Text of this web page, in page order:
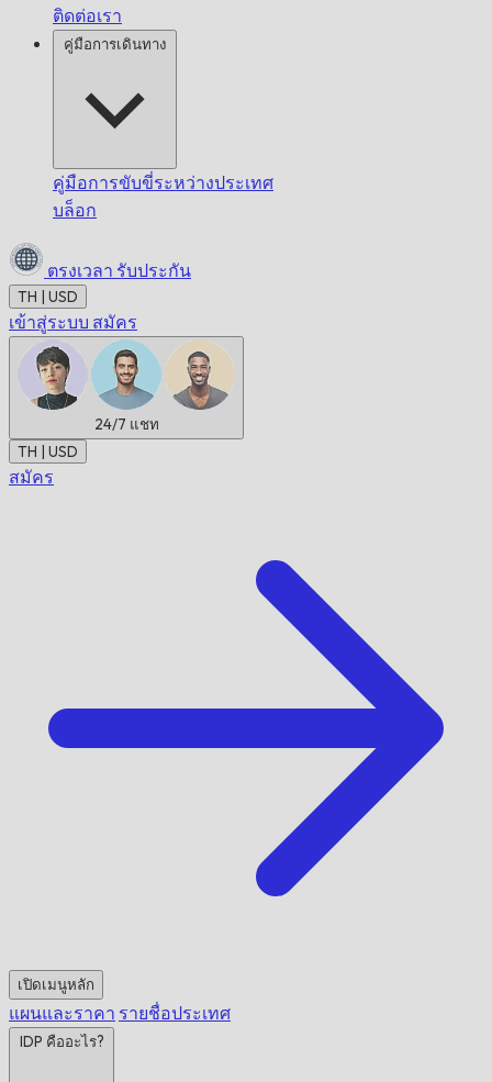
ติดต่อเรา
คู่มือการเดินทาง
คู่มือการขับขี่ระหว่างประเทศ
บล็อก
ตรงเวลา รับประกัน
TH | USD
เข้าสู่ระบบ สมัคร
24/7 แชท
TH | USD
สมัคร
เปิดเมนูหลัก
แผนและราคา รายชื่อประเทศ
IDP คืออะไร?